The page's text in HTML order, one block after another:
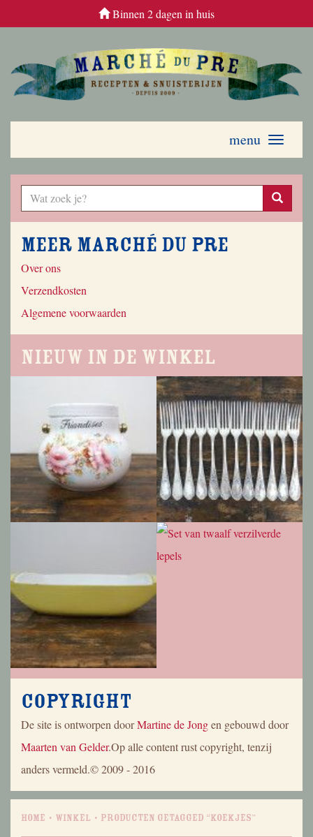
Binnen 2 dagen in huis
Toggle
menu
Meer Marché du Pre
Over ons
Verzendkosten
Algemene voorwaarden
Nieuw in de winkel
Copyright
De site is ontworpen doorMartine de Jongen gebouwd door
Maarten van Gelder.Op alle content rust copyright, tenzij
anders vermeld.© 2009 - 2016
Home Winkel Producten getagged “koekjes”